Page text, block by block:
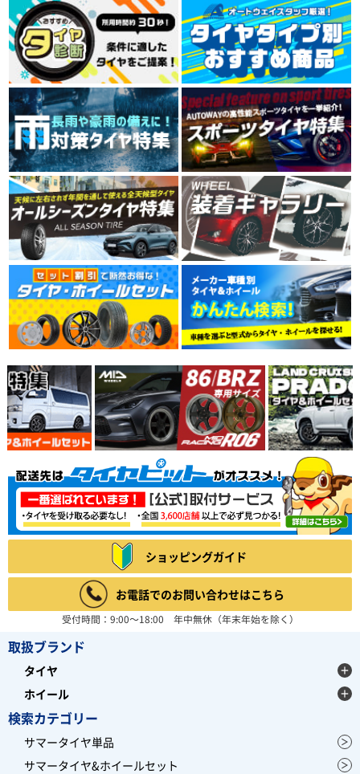
ショッピングガイド
お電話でのお問い合わせはこちら
受付時間：9:00～18:00 年中無休（年末年始を除く）
取扱ブランド
タイヤ
ホイール
検索カテゴリー
サマータイヤ単品
サマータイヤ&ホイールセット